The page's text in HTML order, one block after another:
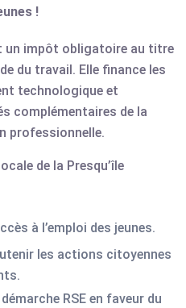
!
un impôt obligatoire au titre
du travail. Elle finance les
technologique et
complémentaires de la
professionnelle.
de la Presqu’île
à l’emploi des jeunes.
les actions citoyennes
RSE en faveur du